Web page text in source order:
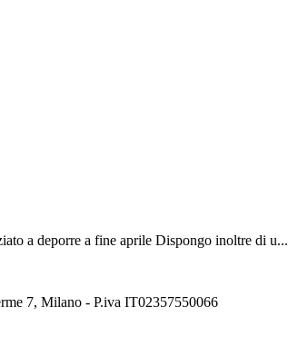
a deporre a fine aprile Dispongo inoltre di u...
7, Milano - P.iva IT02357550066